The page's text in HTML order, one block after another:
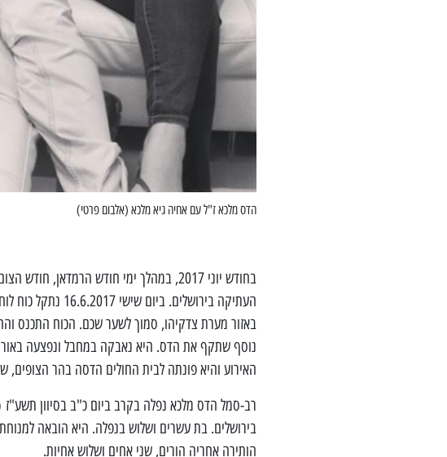
הדס מלכא ז"ל עם אחיה גיא מלכא (אלבום פרטי)
בחודש יוני 2017, במהלך ימי חודש
העתיקה בירושלים.
באזור מערת צדקיהו, סמוך לשער שכם. הכוח התכנס
נוסף שתקף את הדס. היא נאבקה במחבל ונפצעה באורח
האירוע והיא פונתה לבית החולים הדסה בהר
בירושלים. בת עשרים ושלוש בנפלה. היא הובאה
הותירה אחריה הורים, שני אחים ושלוש אחיות.